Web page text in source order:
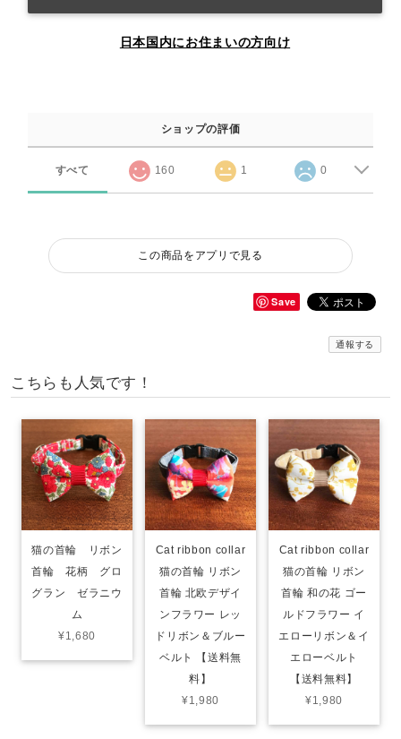
日本国内にお住まいの方向け
ショップの評価
すべて 160 1 0
この商品をアプリで見る
Save
通報する
こちらも人気です！
猫の首輪 リボン
首輪 花柄 グロ
グラン ゼラニウ
ム
¥1,680
Cat ribbon collar
猫の首輪 リボン
首輪 北欧デザイ
ンフラワー レッ
ドリボン＆ブルー
ベルト 【送料無
料】
¥1,980
Cat ribbon collar
猫の首輪 リボン
首輪 和の花 ゴー
ルドフラワー イ
エローリボン＆イ
エローベルト
【送料無料】
¥1,980